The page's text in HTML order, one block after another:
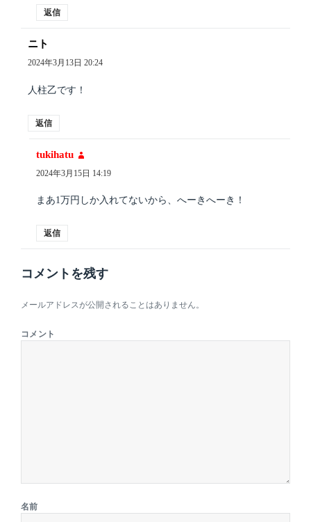
返信
ニト
り:
2024年3月13日 20:24
人柱乙です！
返信
tukihatu
り:
2024年3月15日 14:19
まあ1万円しか入れてないから、へーきへーき！
返信
コメントを残す
メールアドレスが公開されることはありません。
コメント
名前